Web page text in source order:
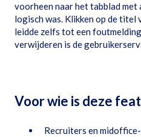
voorheen naar het tabblad
logisch was. Klikken op de
leidde zelfs tot een
verwijderen is de
Voor wie is deze
Recruiters en